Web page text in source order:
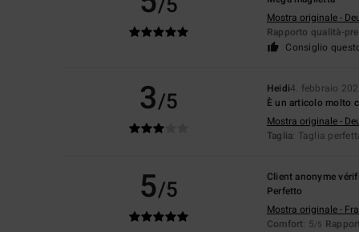
Mostra originale -
Rapporto qualità-
Consiglio
3/5 Heidi4. febbraio
È un articolo molto
Mostra originale -
Taglia: Taglia
5/5 Client anonyme
Perfetto
Mostra originale -
Comfort: 5/5